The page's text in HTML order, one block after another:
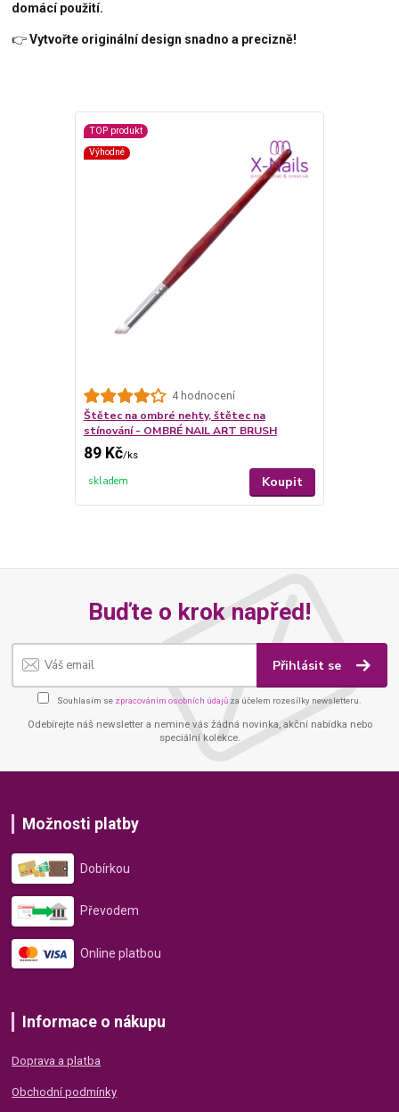
domácí použití.
👉Vytvořte originální design snadno a precizně!
TOP produkt
Výhodné
4 hodnocení
Štětec na ombré nehty, štětec na
stínování - OMBRÉ NAIL ART BRUSH
89 Kč/ks
skladem Koupit
Buďte o krok napřed!
Přihlásit se
Souhlasím se zpracováním osobních údajů za účelem rozesílky newsletteru.
Odebírejte náš newsletter a nemine vás žádná novinka, akční nabídka nebo
speciální kolekce.
Možnosti platby
Dobírkou
Převodem
Online platbou
Informace o nákupu
Doprava a platba
Obchodní podmínky